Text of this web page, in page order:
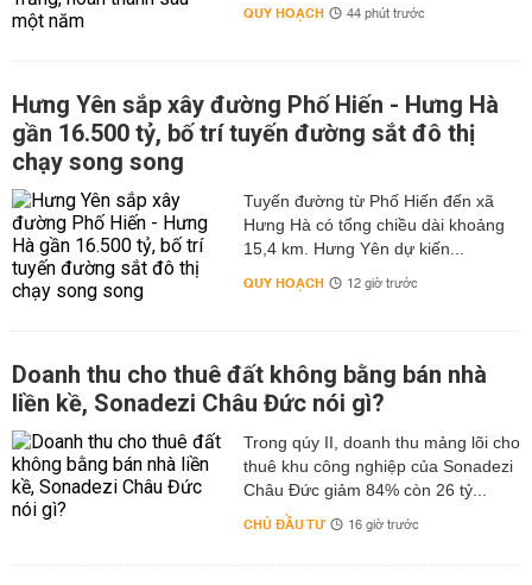
QUY HOẠCH 44 phút trước
Hưng Yên sắp xây đường Phố Hiến - Hưng Hà
gần 16.500 tỷ, bố trí tuyến đường sắt đô thị
chạy song song
Tuyến đường từ Phố Hiến đến xã
Hưng Hà có tổng chiều dài khoảng
15,4 km. Hưng Yên dự kiến...
QUY HOẠCH 12 giờ trước
Doanh thu cho thuê đất không bằng bán nhà
liền kề, Sonadezi Châu Đức nói gì?
Trong qúy II, doanh thu mảng lõi cho
thuê khu công nghiệp của Sonadezi
Châu Đức giảm 84% còn 26 tỷ...
CHỦ ĐẦU TƯ 16 giờ trước